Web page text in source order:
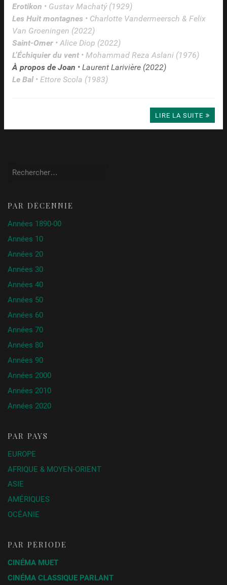
Erotikon • Gustav Machatý (1929)
Les Huit montagnes • Charlotte Vandermeersch & Felix
Van Groeningen (2022)
Saint-Omer • Alice Diop (2022)
L’Échiquier du vent• Mohammad Reza Aslani (1976)
À propos de Joan • Laurent Larivière (2022)
Le Bal• Ettore Scola (1983)
LIRE LA SUITE
PAR DÉCENNIE
Années 1890-00
Années 10
Années 20
Années 30
Années 40
Années 50
Années 60
Années 70
Années 80
Années 90
Années 2000
Années 2010
Années 2020
PAR PAYS
EUROPE
AFRIQUE & MOYEN-ORIENT
ASIE
AMÉRIQUES
OCÉANIE
PAR PÉRIODE
CINÉMA MUET
CINÉMA CLASSIQUE PARLANT